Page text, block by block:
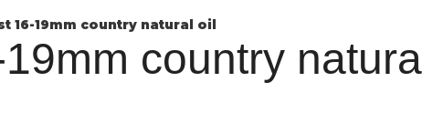
16-19mm country natural oil
country